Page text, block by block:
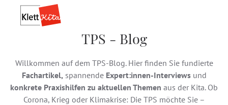
TPS - Blog
Willkommen auf dem TPS-Blog. Hier finden Sie fundierte
Fachartikel,spannende Expert:innen-Interviewsund
konkrete Praxishilfen zu aktuellen Themen aus der Kita. Ob
Corona, Krieg oder Klimakrise: Die TPS möchte Sie –